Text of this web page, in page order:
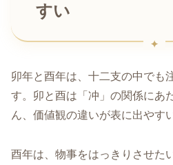
すい
卯年と酉年は、十二支の中でも
す。卯と酉は「冲」の関係にあ
ん、価値観の違いが表に出やす
酉年は、物事をはっきりさせた